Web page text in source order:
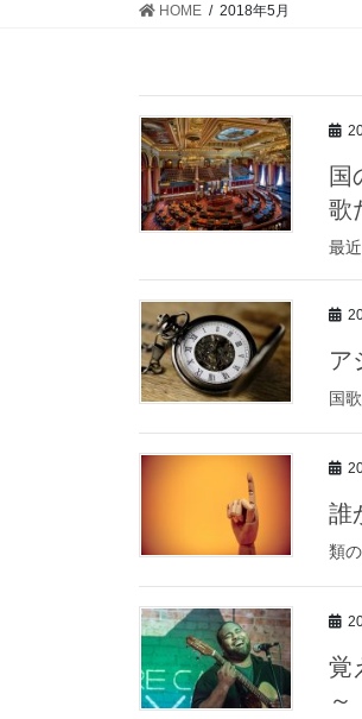
HOME 2018年5月
国
歌
最
ア
国
誰
類
覚
～